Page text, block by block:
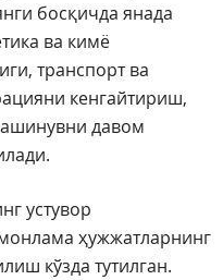
босқичда янада
ва кимё
транспорт ва
кенгайтириш,
давом
устувор
ҳужжатларнинг
кўзда тутилган.